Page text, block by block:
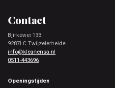
Contact
Bjirkewei 133
9287LC Twijzelerheide
info@kleanensa.nl
0511-443696
Openingstijden